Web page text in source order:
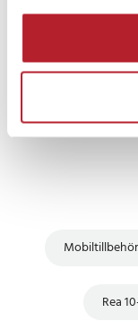
Mobiltillbehör
Rea